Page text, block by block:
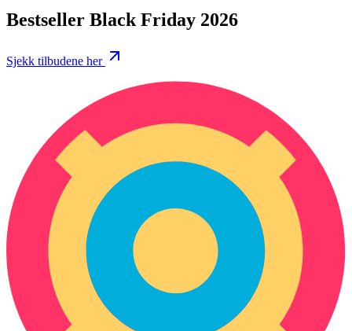
Bestseller Black Friday 2026
Sjekk tilbudene her